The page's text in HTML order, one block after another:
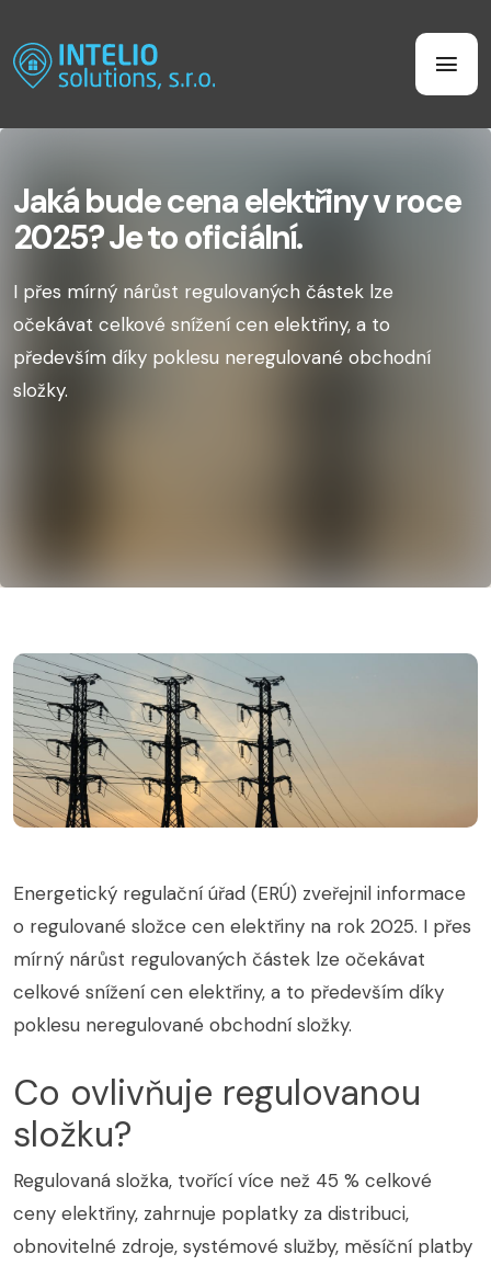
Jaká bude cena elektřiny v roce
2025? Je to oficiální.
I přes mírný nárůst regulovaných částek lze
očekávat celkové snížení cen elektřiny, a to
především díky poklesu neregulované obchodní
složky.
Energetický regulační úřad (ERÚ) zveřejnil informace
o regulované složce cen elektřiny na rok 2025. I přes
mírný nárůst regulovaných částek lze očekávat
celkové snížení cen elektřiny, a to především díky
poklesu neregulované obchodní složky.
Co ovlivňuje regulovanou
složku?
Regulovaná složka, tvořící více než 45 % celkové
ceny elektřiny, zahrnuje poplatky za distribuci,
obnovitelné zdroje, systémové služby, měsíční platby